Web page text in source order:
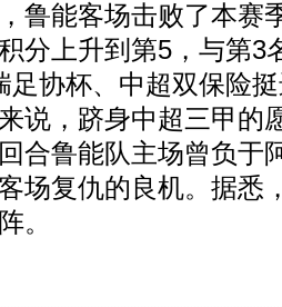
鲁能客场击败了本赛
分上升到第5，与第3
足协杯、中超双保险
说，跻身中超三甲的
合鲁能队主场曾负于
场复仇的良机。据悉
。